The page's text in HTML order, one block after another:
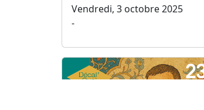
Vendredi, 3 octobre 2025
-